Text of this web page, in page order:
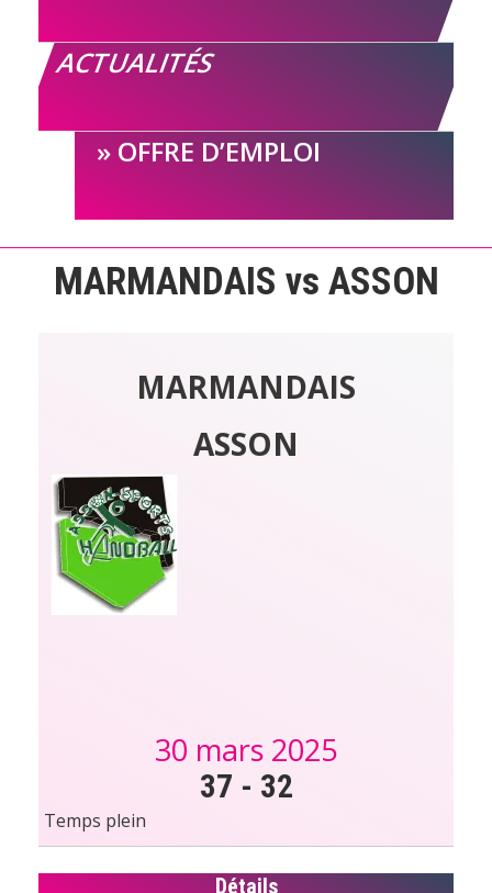
ACTUALITÉS
OFFRE D’EMPLOI
MARMANDAIS vs ASSON
MARMANDAIS
ASSON
30 mars 2025
37 - 32
Temps plein
Détails